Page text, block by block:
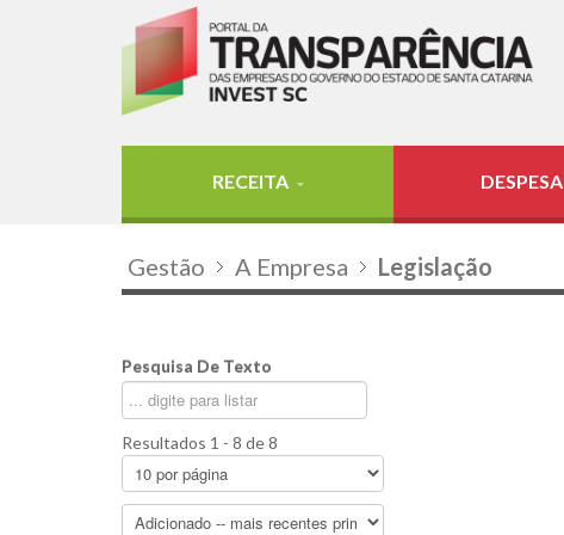
RECEITA DESPESA
Gestão A Empresa Legislação
Pesquisa De Texto
Resultados 1 - 8 de 8